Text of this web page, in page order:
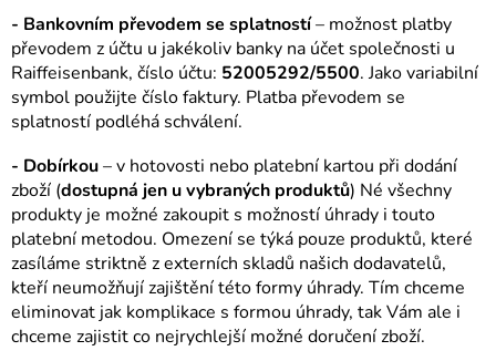
- Bankovním převodem se splatností– možnost platby
převodem z účtu u jakékoliv banky na účet společnosti u
Raiffeisenbank, číslo účtu: 52005292/5500. Jako variabilní
symbol použijte číslo faktury. Platba převodem se
splatností podléhá schválení.
- Dobírkou– v hotovosti nebo platební kartou při dodání
zboží (dostupná jen u vybraných produktů) Né všechny
produkty je možné zakoupit s možností úhrady i touto
platební metodou. Omezení se týká pouze produktů, které
zasíláme striktně z externích skladů našich dodavatelů,
kteří neumožňují zajištění této formy úhrady. Tím chceme
eliminovat jak komplikace s formou úhrady, tak Vám ale i
chceme zajistit co nejrychlejší možné doručení zboží.